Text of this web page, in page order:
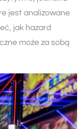
jest analizowane
jak hazard
może za sobą